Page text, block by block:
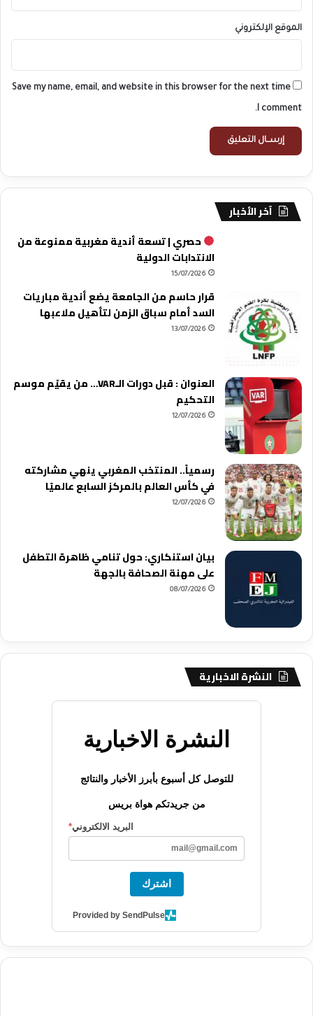
الموقع الإلكتروني
Save my name, email, and website in this browser for the next time
I comment.
آخر الأخبار
حصري | تسعة أندية مغربية ممنوعة من
الانتدابات الدولية
15/07/2026
قرار حاسم من الجامعة يضع أندية مباريات
السد أمام سباق الزمن لتأهيل ملاعبها
13/07/2026
العنوان : قبل دورات الـVAR… من يقيّم موسم
التحكيم
12/07/2026
رسمياً.. المنتخب المغربي ينهي مشاركته
في كأس العالم بالمركز السابع عالميًا
12/07/2026
بيان استنكاري: حول تنامي ظاهرة التطفل
على مهنة الصحافة بالجهة
08/07/2026
النشرة الاخبارية
النشرة الاخبارية
للتوصل كل أسبوع بأبرز الأخبار والنتائج
من جريدتكم هواة بريس
البريد الالكتروني*
اشترك
Provided by SendPulse